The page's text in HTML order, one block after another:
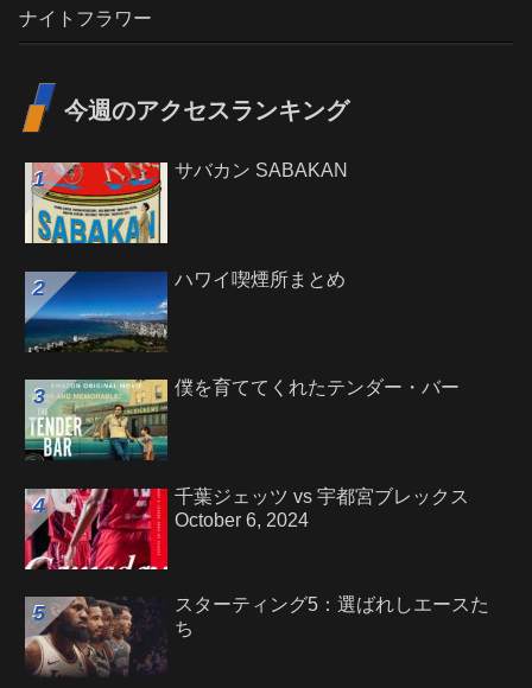
ナイトフラワー
今週のアクセスランキング
サバカン SABAKAN
ハワイ喫煙所まとめ
僕を育ててくれたテンダー・バー
千葉ジェッツ vs 宇都宮ブレックス
October 6, 2024
スターティング5：選ばれしエースた
ち